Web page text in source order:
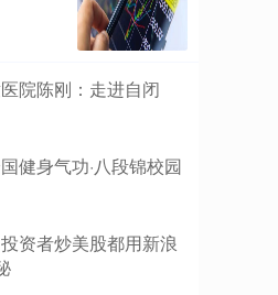
院陈刚：走进自闭
健身气功·八段锦校园
资者炒美股都用新浪